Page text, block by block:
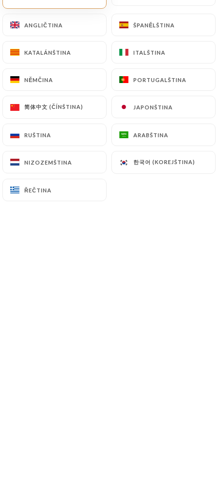
ANGLIČTINA ŠPANĚLŠTINA
KATALÁNŠTINA ITALŠTINA
NĚMČINA PORTUGALŠTINA
简体中文 (ČÍNŠTINA) JAPONŠTINA
RUŠTINA ARABŠTINA
NIZOZEMŠTINA 한국어 (KOREJŠTINA)
ŘEČTINA
ANGLIČTINA ŠPANĚLŠTINA
KATALÁNŠTINA ITALŠTINA
NĚMČINA PORTUGALŠTINA
简体中文 (ČÍNŠTINA) JAPONŠTINA
RUŠTINA ARABŠTINA
NIZOZEMŠTINA 한국어 (KOREJŠTINA)
ŘEČTINA